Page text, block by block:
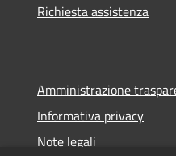
Richiesta assistenza
Amministrazione
Informativa privacy
Note legali